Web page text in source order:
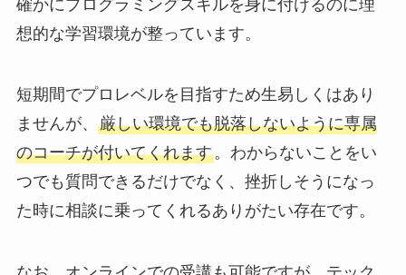
確かにプログラミングスキルを身に付けるのに理
想的な学習環境が整っています。
短期間でプロレベルを目指すため生易しくはあり
ませんが、 厳しい環境でも脱落しないように専属
のコーチが付いてくれます。わからないことをい
つでも質問できるだけでなく、挫折しそうになっ
た時に相談に乗ってくれるありがたい存在です。